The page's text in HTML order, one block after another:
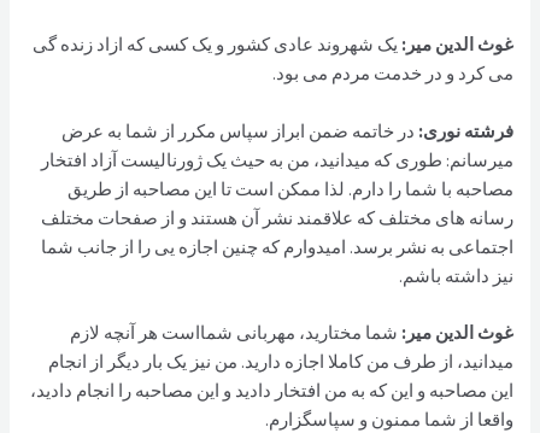
غوث الدین مير: یک شهروند عادی کشور و یک کسی که ازاد زنده گی
می کرد و در خدمت مردم می بود.
فرشته نوری: در خاتمه ضمن ابراز سپاس مکرر از شما به عرض
میرسانم: طوری که میدانید، من به حیث یک ژورنالیست آزاد افتخار
مصاحبه با شما را دارم. لذا ممکن است تا این مصاحبه از طریق
رسانه های مختلف که علاقمند نشر آن هستند و از صفحات مختلف
اجتماعی به نشر برسد. امیدوارم که چنین اجازه يی را از جانب شما
نیز داشته باشم.
غوث الدین مير: شما مختارید، مهربانی شما‌است هر آنچه لازم
میدانید، از طرف من کاملا اجازه دارید. من نیز یک بار دیگر از انجام
این مصاحبه و این که به من افتخار دادید و این مصاحبه را انجام دادید،
واقعا از شما ممنون و سپاسگزارم.